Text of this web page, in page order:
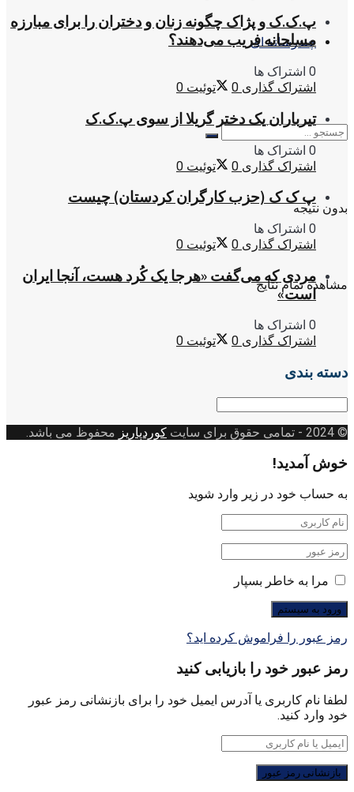
چندرسانه ای
بدون نتیجه
مشاهده تمام نتایج
پ.ک.ک و پژاک چگونه زنان و دختران را برای مبارزه
مسلحانه فریب می‌دهند؟
0 اشتراک ها
اشتراک گذاری 0 توئیت 0
تیرباران یک دختر گریلا از سوی پ.ک.ک
0 اشتراک ها
اشتراک گذاری 0 توئیت 0
پ ک ک (حزب کارگران کردستان) چیست
0 اشتراک ها
اشتراک گذاری 0 توئیت 0
مردی که می‌گفت «هرجا یک کُرد هست، آنجا ایران
است»
0 اشتراک ها
اشتراک گذاری 0 توئیت 0
دسته بندی
دسته
© 2024
- تمامی حقوق برای سایت کوردپاریز محفوظ می باشد.
خوش آمدید!
به حساب خود در زیر وارد شوید
مرا به خاطر بسپار
رمز عبور را فراموش کرده اید؟
رمز عبور خود را بازیابی کنید
لطفا نام کاربری یا آدرس ایمیل خود را برای بازنشانی رمز عبور
خود وارد کنید.